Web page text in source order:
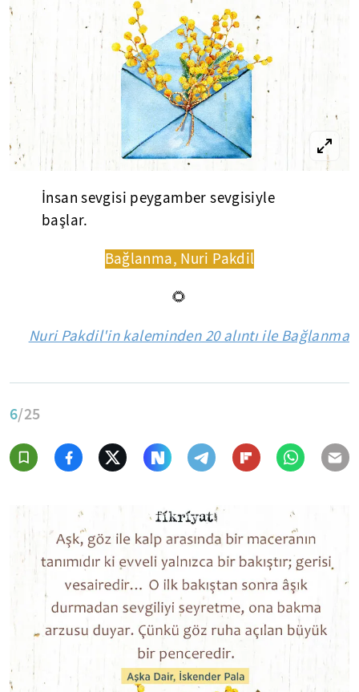
İnsan sevgisi peygamber sevgisiyle
başlar.
Bağlanma, Nuri Pakdil
🌻
Nuri Pakdil'in kaleminden 20 alıntı ile Bağlanma
6/25